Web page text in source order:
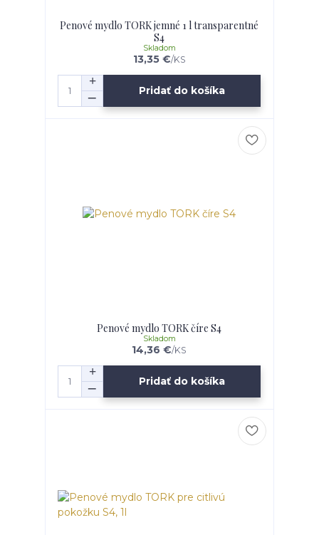
Penové mydlo TORK jemné 1 l transparentné
S4
13,35 €/KS
Skladom
Pridať do košíka
Penové mydlo TORK číre S4
14,36 €/KS
Skladom
Pridať do košíka